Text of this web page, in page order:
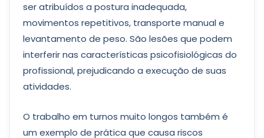
ser atribuídos a postura inadequada,
movimentos repetitivos, transporte manual e
levantamento de peso. São lesões que podem
interferir nas características psicofisiológicas do
profissional, prejudicando a execução de suas
atividades.
O trabalho em turnos muito longos também é
um exemplo de prática que causa riscos